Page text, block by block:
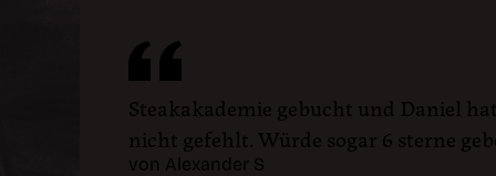
Steakakademie gebucht und Daniel
nicht gefehlt. Würde sogar 6 sterne
von Alexander S